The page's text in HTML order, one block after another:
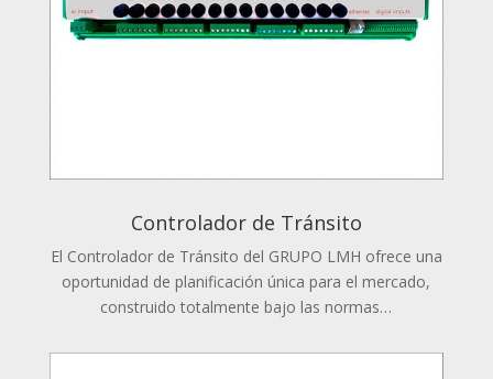
Controlador de Tránsito
El Controlador de Tránsito del GRUPO LMH ofrece una
oportunidad de planificación única para el mercado,
construido totalmente bajo las normas…